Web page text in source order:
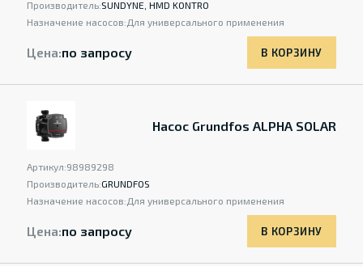
Производитель:SUNDYNE, HMD KONTRO
Назначение насосов: Для универсального применения
Цена:по запросу В КОРЗИНУ
Насос Grundfos ALPHA SOLAR
Артикул:98989298
Производитель:GRUNDFOS
Назначение насосов: Для универсального применения
Цена:по запросу В КОРЗИНУ